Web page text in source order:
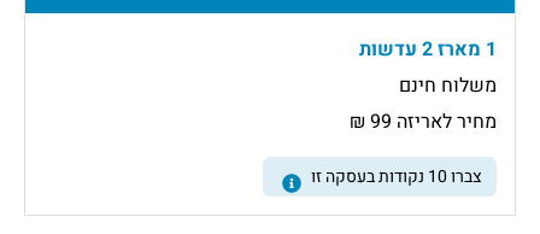
1 מארז 2 עדשות
משלוח חינם
מחיר לאריזה 99 ₪
צברו10 נקודות בעסקה זו